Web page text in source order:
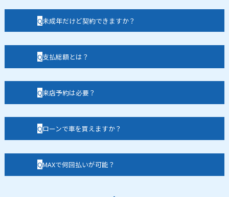
未成年だけど契約できますか？
支払総額とは？
来店予約は必要？
ローンで車を買えますか？
MAXで何回払いが可能？